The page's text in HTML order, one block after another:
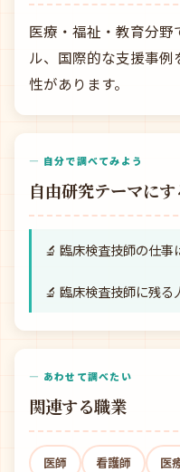
医療・福祉・教育分
ル、国際的な支援事
性があります。
— 自分で調べてみよう
自由研究テーマにす
🔬 臨床検査技師の仕事
🔬 臨床検査技師に残
— あわせて調べたい
関連する職業
医師 看護師 医